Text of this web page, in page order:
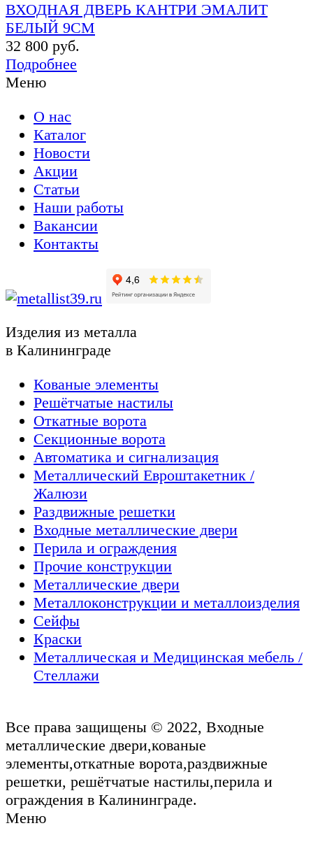
ВХОДНАЯ ДВЕРЬ КАНТРИ ЭМАЛИТ
БЕЛЫЙ 9СМ
32 800 руб.
Подробнее
Меню
О нас
Каталог
Новости
Акции
Статьи
Наши работы
Вакансии
Контакты
Изделия из металла
в Калининграде
Кованые элементы
Решётчатые настилы
Откатные ворота
Секционные ворота
Автоматика и сигнализация
Металлический Евроштакетник /
Жалюзи
Раздвижные решетки
Входные металлические двери
Перила и ограждения
Прочие конструкции
Металлические двери
Металлоконструкции и металлоизделия
Сейфы
Краски
Металлическая и Медицинская мебель /
Стеллажи
Все права защищены © 2022, Входные
металлические двери,кованые
элементы,откатные ворота,раздвижные
решетки, решётчатые настилы,перила и
ограждения в Калининграде.
Меню